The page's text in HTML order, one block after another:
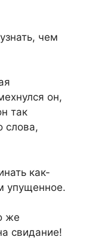
чем
он,
так
слова,
как-
упущенное.
же
свидание!